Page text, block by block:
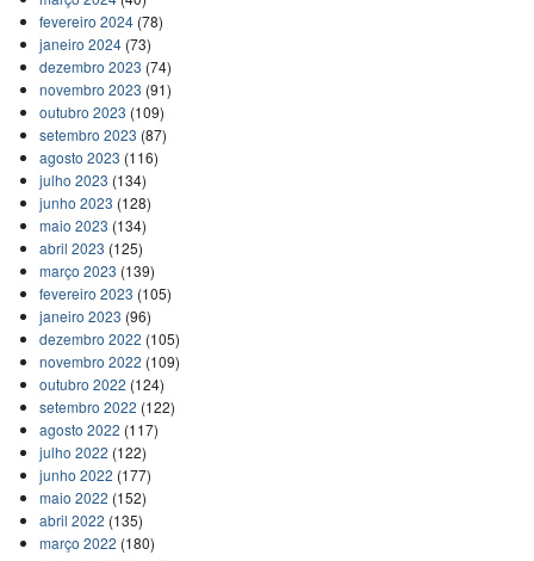
fevereiro 2024(78)
janeiro 2024(73)
dezembro 2023 (74)
novembro 2023 (91)
outubro 2023 (109)
setembro 2023 (87)
agosto 2023 (116)
julho 2023 (134)
junho 2023 (128)
maio 2023 (134)
abril 2023 (125)
março 2023 (139)
fevereiro 2023 (105)
janeiro 2023 (96)
dezembro 2022 (105)
novembro 2022 (109)
outubro 2022 (124)
setembro 2022 (122)
agosto 2022 (117)
julho 2022 (122)
junho 2022 (177)
maio 2022 (152)
abril 2022 (135)
março 2022 (180)